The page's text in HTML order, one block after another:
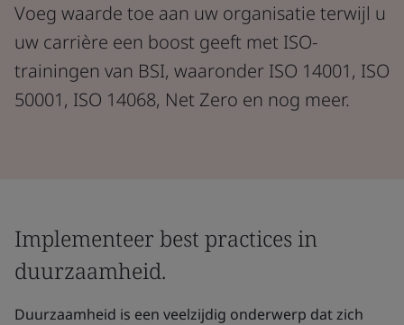
Voeg waarde toe aan uw organisatie terwijl u
uw carrière een boost geeft met ISO-
trainingen van BSI, waaronder ISO 14001, ISO
50001, ISO 14068, Net Zero en nog meer.
Implementeer best practices in
duurzaamheid.
Duurzaamheid is een veelzijdig onderwerp dat zich